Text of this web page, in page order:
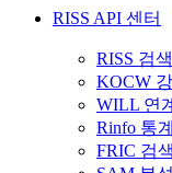
RISS API 센터
RISS 검
KOCW
WILL 연
Rinfo 통
FRIC 검